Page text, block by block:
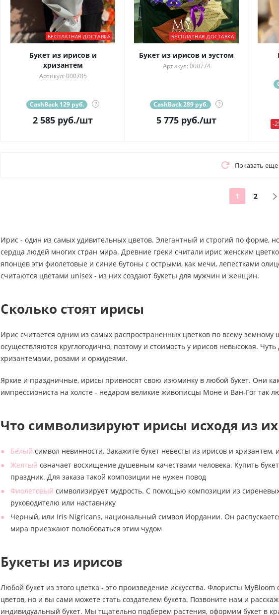
БЕСПЛАТНАЯ ДОСТАВКА
Букет из ирисов и
хризантем
Артикул: 000785
CashBack 129 руб. ?
2 585 руб./шт
БЕСПЛАТНАЯ ДОСТАВКА
Букет из ирисов и эустом
Артикул: 000774
CashBack 289 руб. ?
5 775 руб./шт -
Показать еще
1 2
Ирис - один из самых удивительных цветов. Элегантный и строгий по форме,
сердца людей многих стран мира. Древние греки считали ирис женским
японцев эти фиолетовые и синие бутоны с острыми, как мечи, лепестками
считаются цветами unisex - из них создают букеты для мужчин и женщин.
Сколько стоят ирисы
Ирис считается одним из самых распространенных цветков по всему земному
осуществляются круглогодично, поэтому и стоимость у ирисов невысокая.
хризантемами, розами и орхидеями.
Яркие и праздничные, ирисы привносят свою изюминку в любой букет. Они
импрессиониста на холсте - недаром великие живописцы Моне и Ван-Гог так
Что символизируют ирисы исходя из их
Белый символ невинности. Закажите букет невесты из ирисов и
Желтый означает восхищение душевным качествами человека. Купить
праздник. Для заказа такой композиции не нужен повод
Фиолетовый символизирует мудрость. С помощью композиции из
руководителю или наставнику
Черный, или Iris Nigricans, национальный символ Иордании. Он
мира приезжают полюбоваться этим чудом
Букеты из ирисов
Любой букет из этого цветка - это произведение искусства. Флористы
цветов, но и вы сами можете стать создателем букета. Позвоните нам и
индивидуальный букет. Мы тщательно подберем растения, оформим букет в